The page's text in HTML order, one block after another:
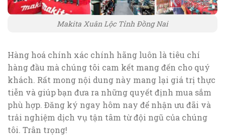
Makita Xuân Lộc Tỉnh Đồng Nai
Hàng hoá chính xác chính hãng luôn là tiêu chí
hàng đầu mà chúng tôi cam kết mang đến cho quý
khách. Rất mong nội dung này mang lại giá trị thực
tiễn và giúp bạn đưa ra những quyết định mua sắm
phù hợp. Đăng ký ngay hôm nay để nhận ưu đãi và
trải nghiệm dịch vụ tận tâm từ đội ngũ của chúng
tôi. Trân trọng!